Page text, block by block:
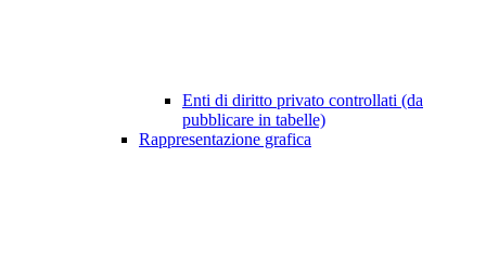
Enti di diritto privato controllati (da
pubblicare in tabelle)
Rappresentazione grafica